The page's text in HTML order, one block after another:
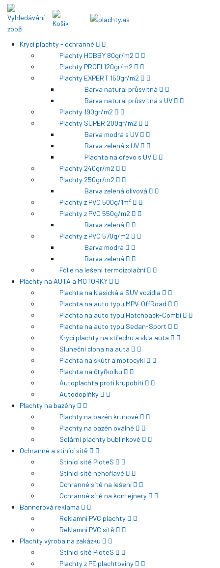
Krycí plachty - ochranné
Plachty HOBBY 80gr/m2
Plachty PROFI 120gr/m2
Plachty EXPERT 150gr/m2
Barva natural průsvitná
Barva natural průsvitná s UV
Plachty 190gr/m2
Plachty SUPER 200gr/m2
Barva modrá s UV
Barva zelená s UV
Plachta na dřevo s UV
Plachty 240gr/m2
Plachty 250gr/m2
Barva zelená olivová
Plachty z PVC 500g/1m²
Plachty z PVC 550g/m2
Barva zelená
Plachty z PVC 570g/m2
Barva modrá
Barva zelená
Fólie na lešení termoizolační
Plachty na AUTA a MOTORKY
Plachta na klasická a SUV vozidla
Plachta na auto typu MPV-OffRoad
Plachta na auto typu Hatchback-Combi
Plachta na auto typu Sedan-Sport
Krycí plachty na střechu a skla auta
Sluneční clona na auta
Plachta na skútr a motocykl
Plachta na čtyřkolku
Autoplachta proti krupobití
Autodoplňky
Plachty na bazény
Plachty na bazén kruhové
Plachty na bazén oválné
Solární plachty bublinkové
Ochranné a stínící sítě
Stínící sítě PloteS
Stínící sítě nehořlavé
Ochranné sítě na lešení
Ochranné sítě na kontejnery
Bannerová reklama
Reklamní PVC plachty
Reklamní PVC sítě
Plachty výroba na zakázku
Stínící sítě PloteS
Plachty z PE plachtoviny